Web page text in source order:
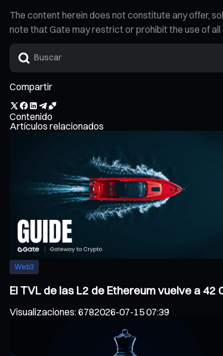
The content herein does not constitute any offer,
note that Gate may restrict or prohibit the use of
Compartir
Contenido
Artículos relacionados
Web3
El TVL de las L2 de Ethereum vuelve a
Visualizaciones:6782026-07-15 07:39